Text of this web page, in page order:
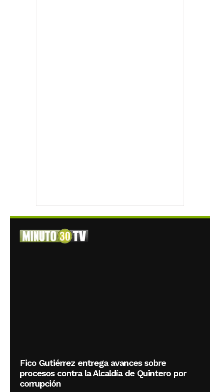
Fico Gutiérrez entrega avances sobre
procesos contra la Alcaldía de Quintero por
corrupción